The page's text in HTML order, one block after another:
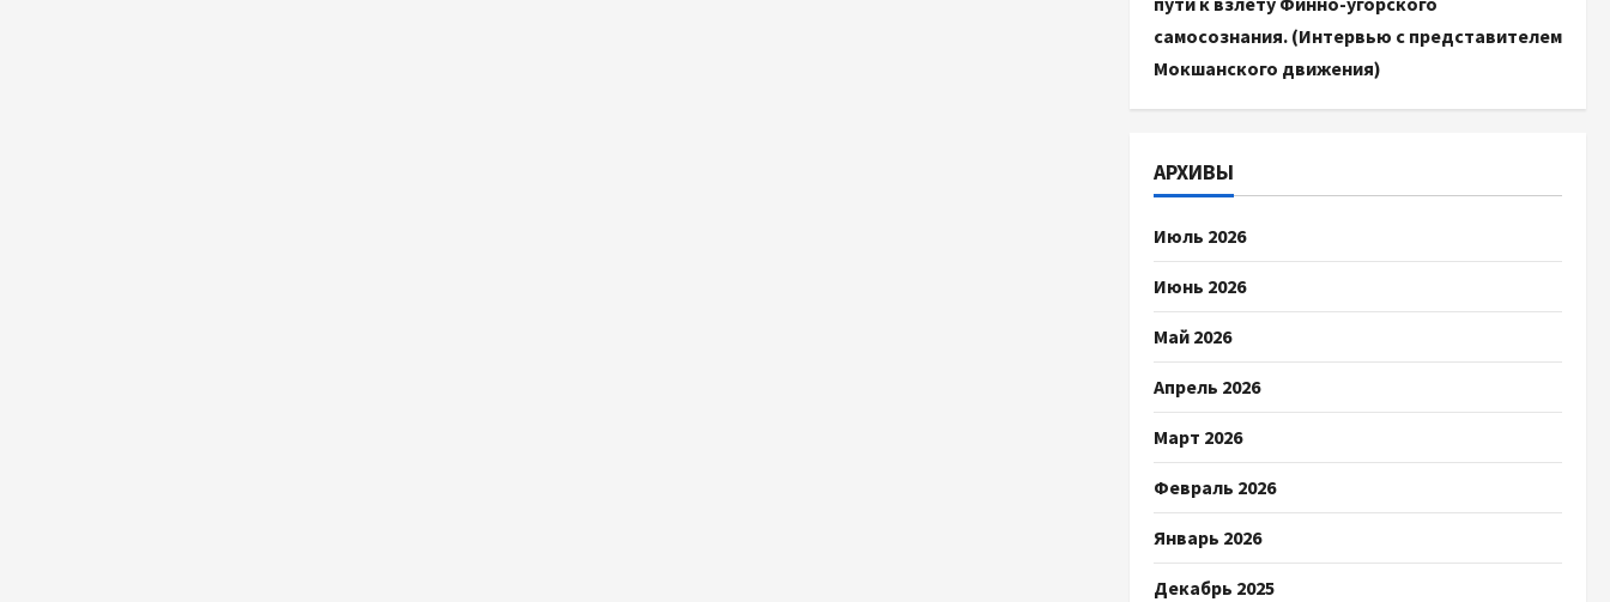
самосознания. (Интервью с представителем
Мокшанского движения)
АРХИВЫ
Июль 2026
Июнь 2026
Май 2026
Апрель 2026
Март 2026
Февраль 2026
Январь 2026
Декабрь 2025